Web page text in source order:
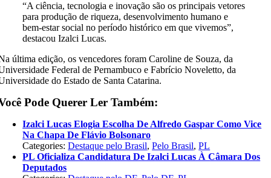
“A ciência, tecnologia e inovação são os principais vetores
para produção de riqueza, desenvolvimento humano e
bem-estar social no período histórico em que vivemos”,
destacou Izalci Lucas.
última edição, os vencedores foram Caroline de Souza, da
Federal de Pernambuco e Fabrício Noveletto, da
do Estado de Santa Catarina.
Pode Querer Ler Também:
Izalci Lucas Elogia Escolha De Alfredo Gaspar Como Vice
Na Chapa De Flávio Bolsonaro
Categories:Destaque pelo Brasil,Pelo Brasil,PL
PL Oficializa Candidatura De Izalci Lucas À Câmara Dos
Deputados